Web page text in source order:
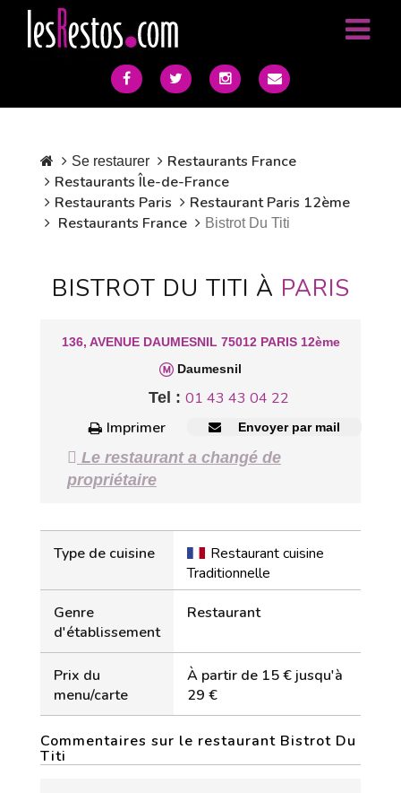
Se restaurer
Restaurants France
Restaurants Île-de-France
Restaurants Paris
Restaurant Paris 12ème
Restaurants France
Bistrot Du Titi
BISTROT DU TITI À PARIS
136, AVENUE DAUMESNIL 75012 PARIS 12ème
Daumesnil
Tel : 01 43 43 04 22
Imprimer
Envoyer par mail
Le restaurant a changé de
propriétaire
Type de cuisine
Restaurant cuisine
Traditionnelle
Genre
d'établissement
Restaurant
Prix du
menu/carte
À partir de 15 € jusqu'à
29 €
Commentaires sur le restaurant Bistrot Du
Titi